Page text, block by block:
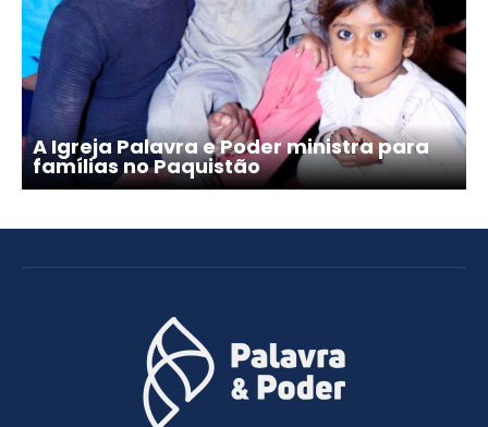
A Igreja Palavra e Poder ministra para
famílias no Paquistão